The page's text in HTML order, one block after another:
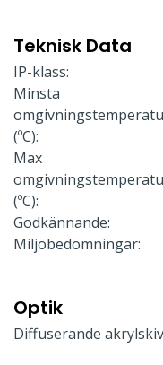
Teknisk Data
IP-klass:
Minsta
(ºC):
Max
(ºC):
Godkännande:
Miljöbedömningar:
Optik
Diffuserande